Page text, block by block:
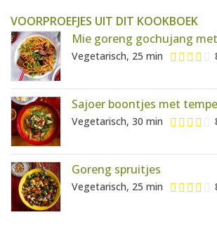
VOORPROEFJES UIT DIT KOOKBOEK
Mie goreng gochujang
Vegetarisch, 25 min
Sajoer boontjes met
Vegetarisch, 30 min
Goreng spruitjes
Vegetarisch, 25 min